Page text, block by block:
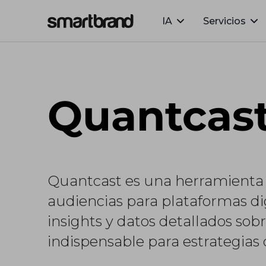
IA Servicios
Quantcast es una
audiencias para plataformas
insights y datos detallados
indispensable para